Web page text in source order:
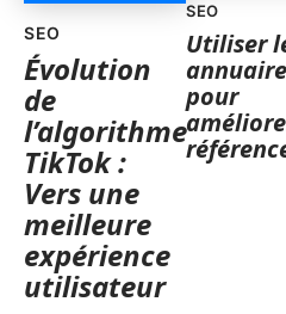
SEO
Évolution
de
l’algorithme
TikTok :
Vers une
meilleure
expérience
utilisateur
SEO
Utiliser
pour